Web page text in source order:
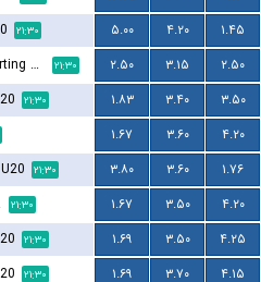
۲۱:۳۰ ۵.۰۰ ۴.۲۰
۱.۴۵
Osasco Sporting SP U20 ۲۱:۳۰ ۲.۵۰ ۳.۱۵
۲.۵۰
۲۱:۳۰ ۱.۸۳ ۳.۴۰
۳.۵۰
۱.۶۷ ۳.۶۰
۴.۲۰
۲۱:۳۰ ۳.۸۰ ۳.۶۰
۱.۷۶
۲۱:۳۰ ۱.۶۷ ۳.۵۰
۴.۲۰
۲۱:۳۰ ۱.۶۹ ۳.۵۰
۴.۲۵
۲۱:۳۰ ۱.۶۹ ۳.۷۰
۴.۱۵